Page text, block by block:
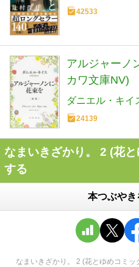
42533
アルジャーノ
カワ文庫NV)
ダニエル・キイ
24139
なまいきざかり。 2 (花
する
本つぶやき
なまいきざかり。 2 (花とゆめコミッ